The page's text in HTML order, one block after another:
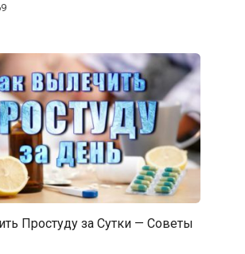
Простуду за Сутки — Советы